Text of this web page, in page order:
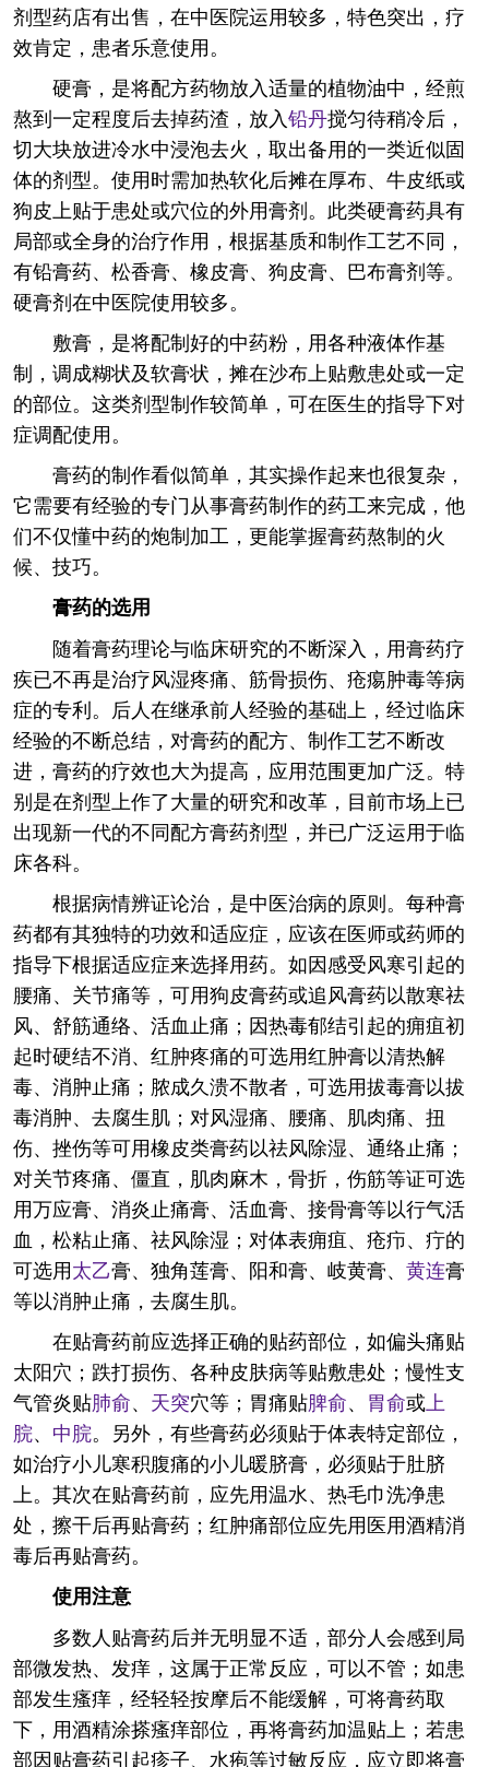
剂型药店有出售，在中医院运用较多，特色突出，疗
效肯定，患者乐意使用。
硬膏，是将配方药物放入适量的植物油中，经煎
熬到一定程度后去掉药渣，放入铅丹搅匀待稍冷后，
切大块放进冷水中浸泡去火，取出备用的一类近似固
体的剂型。使用时需加热软化后摊在厚布、牛皮纸或
狗皮上贴于患处或穴位的外用膏剂。此类硬膏药具有
局部或全身的治疗作用，根据基质和制作工艺不同，
有铅膏药、松香膏、橡皮膏、狗皮膏、巴布膏剂等。
硬膏剂在中医院使用较多。
敷膏，是将配制好的中药粉，用各种液体作基
制，调成糊状及软膏状，摊在沙布上贴敷患处或一定
的部位。这类剂型制作较简单，可在医生的指导下对
症调配使用。
膏药的制作看似简单，其实操作起来也很复杂，
它需要有经验的专门从事膏药制作的药工来完成，他
们不仅懂中药的炮制加工，更能掌握膏药熬制的火
候、技巧。
膏药的选用
随着膏药理论与临床研究的不断深入，用膏药疗
疾已不再是治疗风湿疼痛、筋骨损伤、疮痬肿毒等病
症的专利。后人在继承前人经验的基础上，经过临床
经验的不断总结，对膏药的配方、制作工艺不断改
进，膏药的疗效也大为提高，应用范围更加广泛。特
别是在剂型上作了大量的研究和改革，目前市场上已
出现新一代的不同配方膏药剂型，并已广泛运用于临
床各科。
根据病情辨证论治，是中医治病的原则。每种膏
药都有其独特的功效和适应症，应该在医师或药师的
指导下根据适应症来选择用药。如因感受风寒引起的
腰痛、关节痛等，可用狗皮膏药或追风膏药以散寒祛
风、舒筋通络、活血止痛；因热毒郁结引起的痈疽初
起时硬结不消、红肿疼痛的可选用红肿膏以清热解
毒、消肿止痛；脓成久溃不散者，可选用拔毒膏以拔
毒消肿、去腐生肌；对风湿痛、腰痛、肌肉痛、扭
伤、挫伤等可用橡皮类膏药以祛风除湿、通络止痛；
对关节疼痛、僵直，肌肉麻木，骨折，伤筋等证可选
用万应膏、消炎止痛膏、活血膏、接骨膏等以行气活
血，松粘止痛、祛风除湿；对体表痈疽、疮疖、疔的
可选用太乙膏、独角莲膏、阳和膏、岐黄膏、 黄连膏
等以消肿止痛，去腐生肌。
在贴膏药前应选择正确的贴药部位，如偏头痛贴
太阳穴；跌打损伤、各种皮肤病等贴敷患处；慢性支
气管炎贴肺俞、 天突穴等；胃痛贴脾俞、 胃俞或 上
脘、 中脘。另外，有些膏药必须贴于体表特定部位，
如治疗小儿寒积腹痛的小儿暖脐膏，必须贴于肚脐
上。其次在贴膏药前，应先用温水、热毛巾洗净患
处，擦干后再贴膏药；红肿痛部位应先用医用酒精消
毒后再贴膏药。
使用注意
多数人贴膏药后并无明显不适，部分人会感到局
部微发热、发痒，这属于正常反应，可以不管；如患
部发生瘙痒，经轻轻按摩后不能缓解，可将膏药取
下，用酒精涂搽瘙痒部位，再将膏药加温贴上；若患
部因贴膏药引起疹子、水疱等过敏反应，应立即将膏